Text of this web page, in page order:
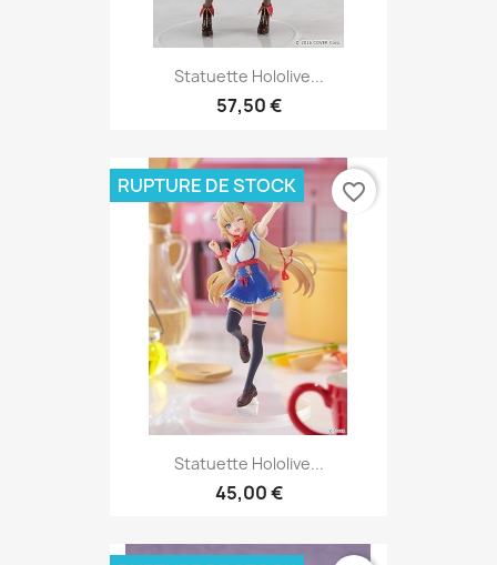
Statuette Hololive...
57,50 €
Statuette Hololive...
45,00 €
RUPTURE DE STOCK favorite_border